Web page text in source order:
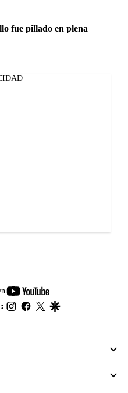
fue pillado en plena
youtube-
footer
instagram
facebook
twitter